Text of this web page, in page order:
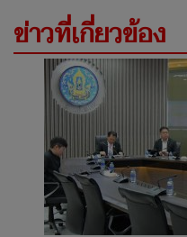
ข่าวที่เกี่ยวข้อง